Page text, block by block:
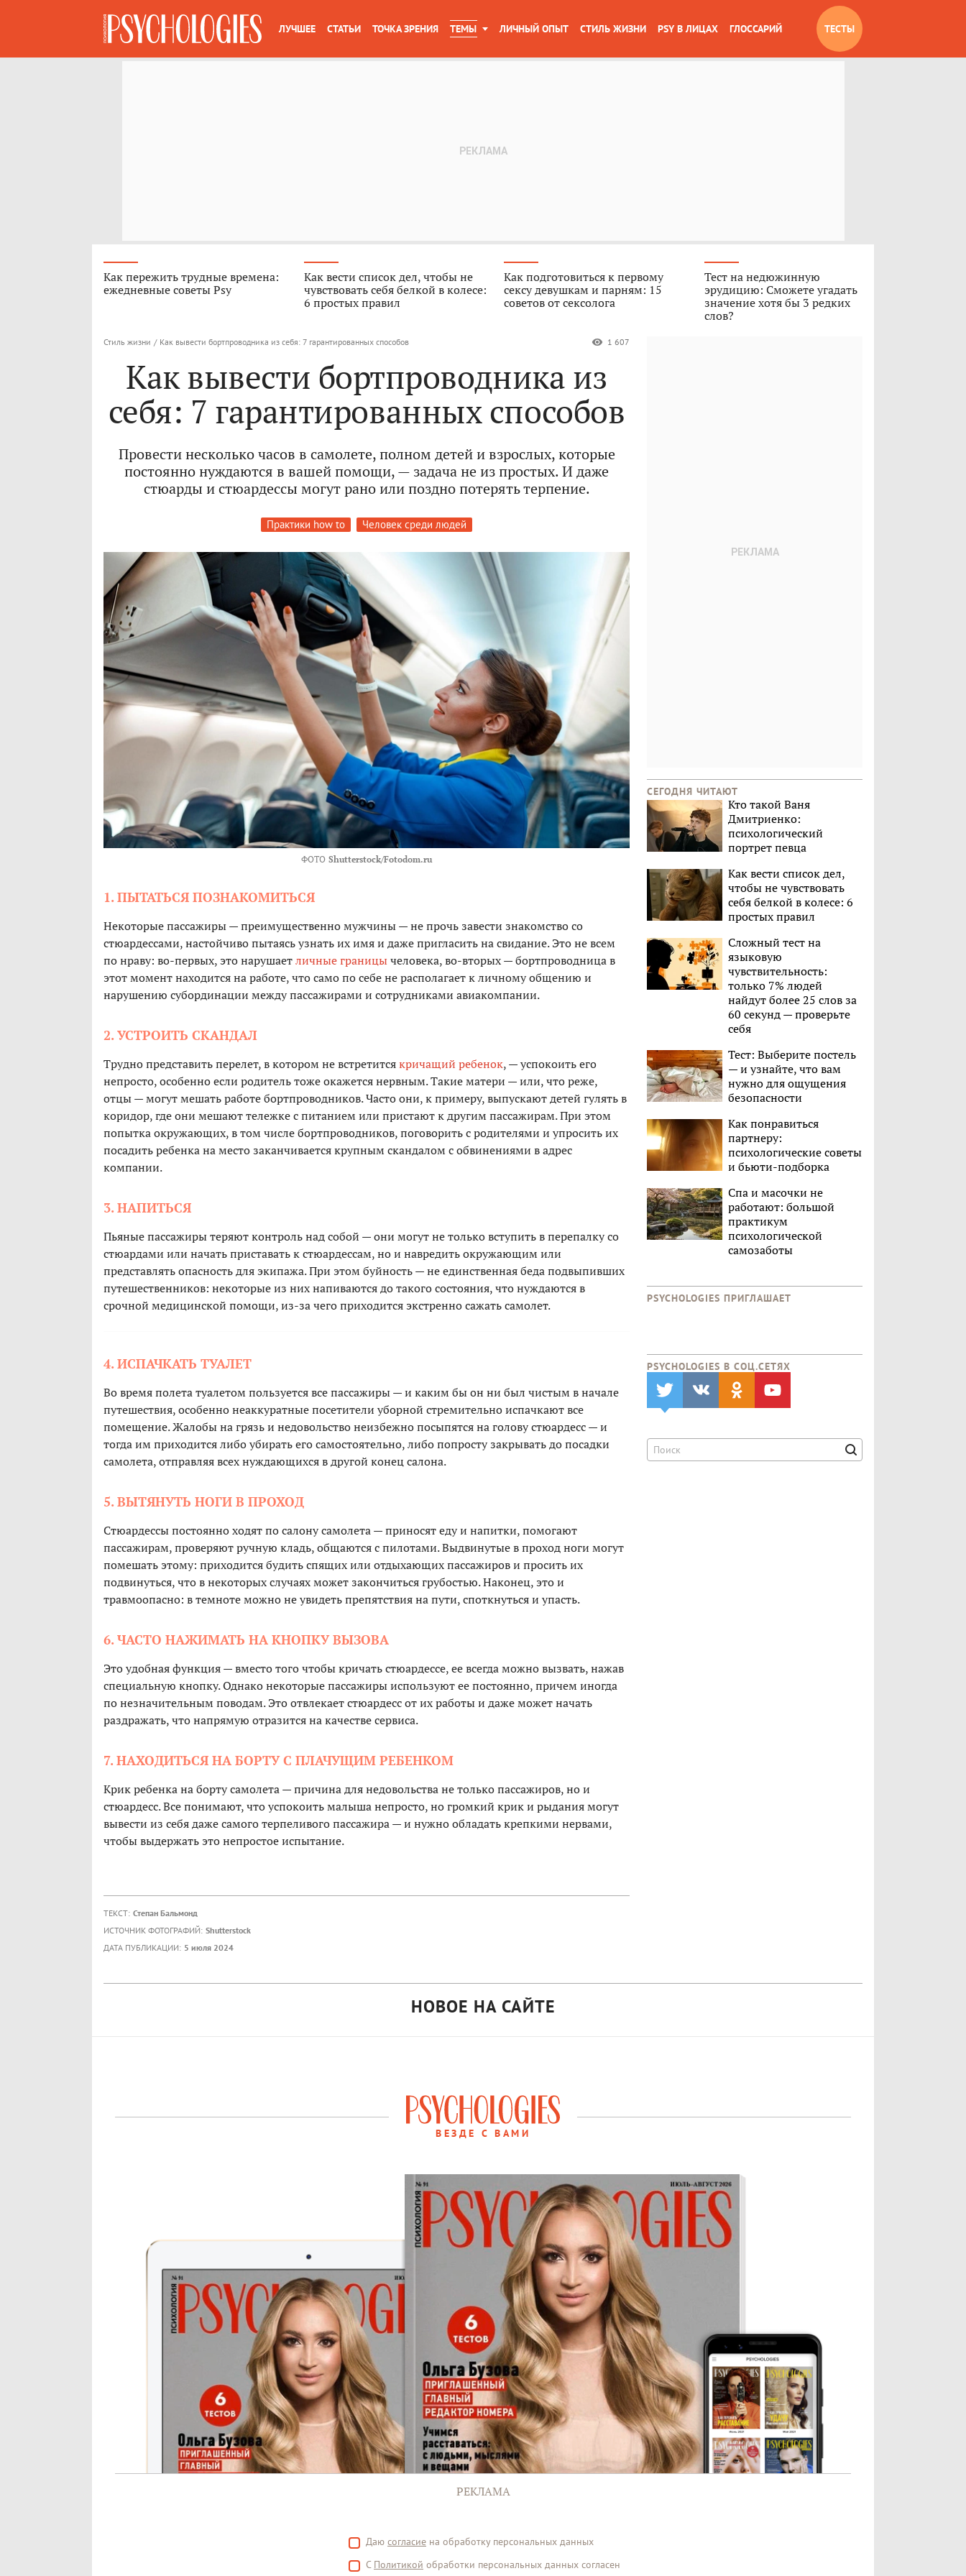
ЛУЧШЕЕ СТАТЬИ ТОЧКА ЗРЕНИЯ ТЕМЫ ЛИЧНЫЙ ОПЫТ СТИЛЬ ЖИЗНИ PSY В ЛИЦАХ ГЛОССАРИЙ ТЕСТЫ
Как пережить трудные времена:
ежедневные советы Psy
Как вести список дел, чтобы не
чувствовать себя белкой в колесе:
6 простых правил
Как подготовиться к первому
сексу девушкам и парням: 15
советов от сексолога
Тест на недюжинную
эрудицию: Сможете угадать
значение хотя бы 3 редких
слов?
Стиль жизни / Как вывести бортпроводника из себя: 7 гарантированных способов 1 607
Как вывести бортпроводника из
себя: 7 гарантированных способов
Провести несколько часов в самолете, полном детей и взрослых, которые
постоянно нуждаются в вашей помощи, — задача не из простых. И даже
стюарды и стюардессы могут рано или поздно потерять терпение.
Практики how to Человек среди людей
ФОТО Shutterstock/Fotodom.ru
1. ПЫТАТЬСЯ ПОЗНАКОМИТЬСЯ
Некоторые пассажиры — преимущественно мужчины — не прочь завести знакомство со
стюардессами, настойчиво пытаясь узнать их имя и даже пригласить на свидание. Это не всем
по нраву: во-первых, это нарушаетличные границычеловека, во-вторых — бортпроводница в
этот момент находится на работе, что само по себе не располагает к личному общению и
нарушению субординации между пассажирами и сотрудниками авиакомпании.
2. УСТРОИТЬ СКАНДАЛ
Трудно представить перелет, в котором не встретитсякричащий ребенок, — успокоить его
непросто, особенно если родитель тоже окажется нервным. Такие матери — или, что реже,
отцы — могут мешать работе бортпроводников. Часто они, к примеру, выпускают детей гулять в
коридор, где они мешают тележке с питанием или пристают к другим пассажирам. При этом
попытка окружающих, в том числе бортпроводников, поговорить с родителями и упросить их
посадить ребенка на место заканчивается крупным скандалом с обвинениями в адрес
компании.
3. НАПИТЬСЯ
Пьяные пассажиры теряют контроль над собой — они могут не только вступить в перепалку со
стюардами или начать приставать к стюардессам, но и навредить окружающим или
представлять опасность для экипажа. При этом буйность — не единственная беда подвыпивших
путешественников: некоторые из них напиваются до такого состояния, что нуждаются в
срочной медицинской помощи, из-за чего приходится экстренно сажать самолет.
4. ИСПАЧКАТЬ ТУАЛЕТ
Во время полета туалетом пользуется все пассажиры — и каким бы он ни был чистым в начале
путешествия, особенно неаккуратные посетители уборной стремительно испачкают все
помещение. Жалобы на грязь и недовольство неизбежно посыпятся на голову стюардесс — и
тогда им приходится либо убирать его самостоятельно, либо попросту закрывать до посадки
самолета, отправляя всех нуждающихся в другой конец салона.
5. ВЫТЯНУТЬ НОГИ В ПРОХОД
Стюардессы постоянно ходят по салону самолета — приносят еду и напитки, помогают
пассажирам, проверяют ручную кладь, общаются с пилотами. Выдвинутые в проход ноги могут
помешать этому: приходится будить спящих или отдыхающих пассажиров и просить их
подвинуться, что в некоторых случаях может закончиться грубостью. Наконец, это и
травмоопасно: в темноте можно не увидеть препятствия на пути, споткнуться и упасть.
6. ЧАСТО НАЖИМАТЬ НА КНОПКУ ВЫЗОВА
Это удобная функция — вместо того чтобы кричать стюардессе, ее всегда можно вызвать, нажав
специальную кнопку. Однако некоторые пассажиры используют ее постоянно, причем иногда
по незначительным поводам. Это отвлекает стюардесс от их работы и даже может начать
раздражать, что напрямую отразится на качестве сервиса.
7. НАХОДИТЬСЯ НА БОРТУ С ПЛАЧУЩИМ РЕБЕНКОМ
Крик ребенка на борту самолета — причина для недовольства не только пассажиров, но и
стюардесс. Все понимают, что успокоить малыша непросто, но громкий крик и рыдания могут
вывести из себя даже самого терпеливого пассажира — и нужно обладать крепкими нервами,
чтобы выдержать это непростое испытание.
ТЕКСТ: Степан Бальмонд
ИСТОЧНИК ФОТОГРАФИЙ: Shutterstock
ДАТА ПУБЛИКАЦИИ: 5 июля 2024
СЕГОДНЯ ЧИТАЮТ
Кто такой Ваня
Дмитриенко:
психологический
портрет певца
Как вести список дел,
чтобы не чувствовать
себя белкой в колесе: 6
простых правил
Сложный тест на
языковую
чувствительность:
только 7% людей
найдут более 25 слов за
60 секунд — проверьте
себя
Тест: Выберите постель
— и узнайте, что вам
нужно для ощущения
безопасности
Как понравиться
партнеру:
психологические советы
и бьюти-подборка
Спа и масочки не
работают: большой
практикум
психологической
самозаботы
PSYCHOLOGIES ПРИГЛАШАЕТ
PSYCHOLOGIES В CОЦ.СЕТЯХ
НОВОЕ НА САЙТЕ
ВЕЗДЕ С ВАМИ
РЕКЛАМА
Даю согласие на обработку персональных данных
С Политикой обработки персональных данных согласен